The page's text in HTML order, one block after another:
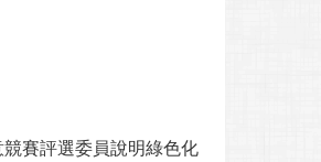
賽評選委員說明綠色化